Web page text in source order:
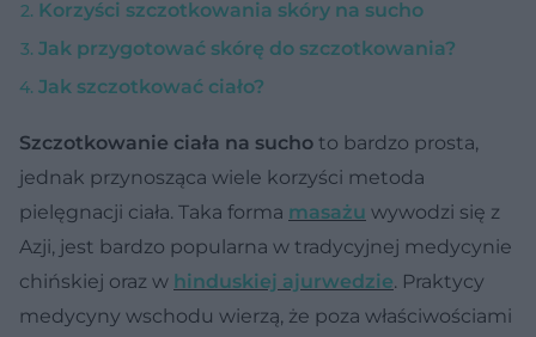
Korzyści szczotkowania skóry na sucho
Jak przygotować skórę do szczotkowania?
Jak szczotkować ciało?
Szczotkowanie ciała na sucho to bardzo prosta,
jednak przynosząca wiele korzyści metoda
pielęgnacji ciała. Taka forma masażu wywodzi się z
Azji, jest bardzo popularna w tradycyjnej medycynie
chińskiej oraz w hinduskiej ajurwedzie. Praktycy
medycyny wschodu wierzą, że poza właściwościami